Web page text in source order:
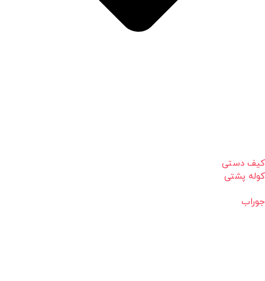
کیف دستی
کوله پشتی
جوراب